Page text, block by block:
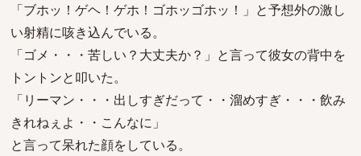
「ブホッ！ゲヘ！ゲホ！ゴホッゴホッ！」と予想外の激し
い射精に咳き込んでいる。
「ゴメ・・・苦しい？大丈夫か？」と言って彼女の背中を
トントンと叩いた。
「リーマン・・・出しすぎだって・・溜めすぎ・・・飲み
きれねぇよ・・こんなに」
と言って呆れた顔をしている。